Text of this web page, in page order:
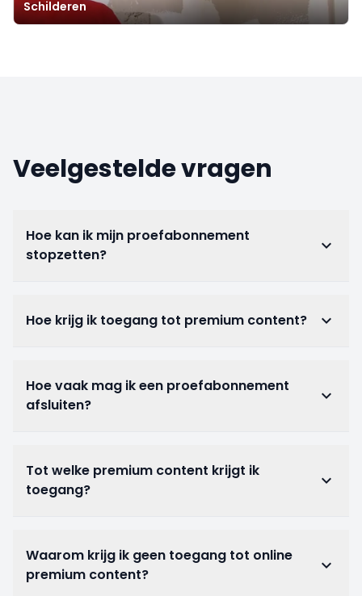
Schilderen
Veelgestelde vragen
Hoe kan ik mijn proefabonnement
stopzetten?
keyboard_arrow_down
Hoe krijg ik toegang tot premium content? keyboard_arrow_down
Hoe vaak mag ik een proefabonnement
afsluiten?
keyboard_arrow_down
Tot welke premium content krijgt ik
toegang?
keyboard_arrow_down
Waarom krijg ik geen toegang tot online
premium content?
keyboard_arrow_down